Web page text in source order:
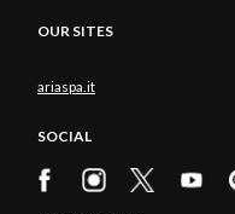
OUR SITES
ariaspa.it
SOCIAL